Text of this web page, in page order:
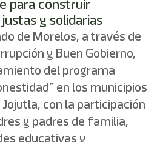
para construir
y solidarias
de Morelos, a través de
y Buen Gobierno,
del programa
en los municipios
con la participación
y padres de familia,
educativas y